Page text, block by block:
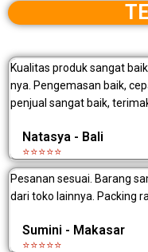
Kualitas produk sangat
nya. Pengemasan baik,
penjual sangat baik,
Natasya - Bali
⭐⭐⭐⭐⭐
Pesanan sesuai. Barang
dari toko lainnya. Packing
Sumini - Makasar
⭐⭐⭐⭐⭐